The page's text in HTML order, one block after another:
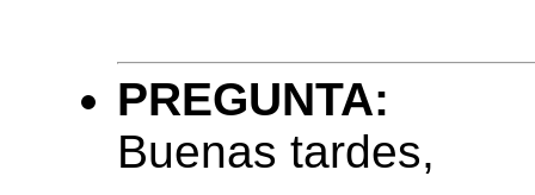
PREGUNTA:
Buenas tardes,